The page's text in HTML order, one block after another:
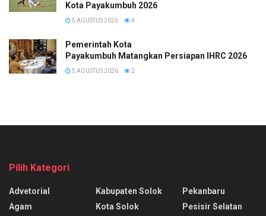
Kota Payakumbuh 2026
5 AGUSTUS 2026 4
Pemerintah Kota
Payakumbuh Matangkan Persiapan IHRC 2026
5 AGUSTUS 2026 2
Pilih Kategori
Advetorial
Agam
Kabupaten Solok
Kota Solok
Pekanbaru
Pesisir Selatan